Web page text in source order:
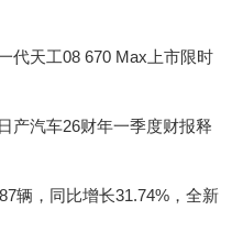
代天工08 670 Max上市限时
产汽车26财年一季度财报释
辆，同比增长31.74%，全新